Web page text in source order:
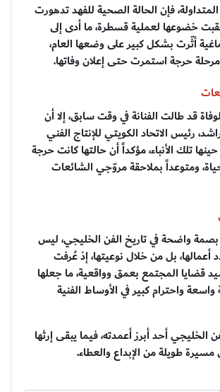
فإن الحالة الصحية للفهد تدهورت
خضوعها لعملية قسطرة، ما أدى إلى
أثّرت بشكل كبير على وضعها العام،
حرجة استمرت حتى إعلان وفاتها.
قد طالت الفنانة في وقت سابق، إلا أن
رئيس الاتحاد الكويتي للإنتاج الفني
تلك الأنباء، مؤكداً أن حالتها كانت حرجة
ومتوعداً بملاحقة مروّجي الشائعات
واضحة في تاريخ الفن الخليجي، ليس
بل من خلال نوعيتها، إذ عُرفت
قضايا المجتمع بعمق وواقعية، ما جعلها
واحترام كبير في الأوساط الفنية
الخليجي أحد أبرز أعمدته، فيما يبقى إرثها
طويلة من الإبداع والعطاء.